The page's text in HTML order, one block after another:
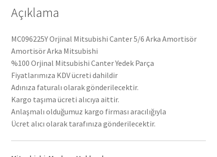
Açıklama
MC096225Y Orjinal Mitsubishi Canter 5/6 Arka Amortisör
Amortisör Arka Mitsubishi
%100 Orjinal Mitsubishi Canter Yedek Parça
Fiyatlarımıza KDV ücreti dahildir
Adınıza faturalı olarak gönderilecektir.
Kargo taşıma ücreti alıcıya aittir.
Anlaşmalı olduğumuz kargo firması aracılığıyla
Ücret alıcı olarak tarafınıza gönderilecektir.